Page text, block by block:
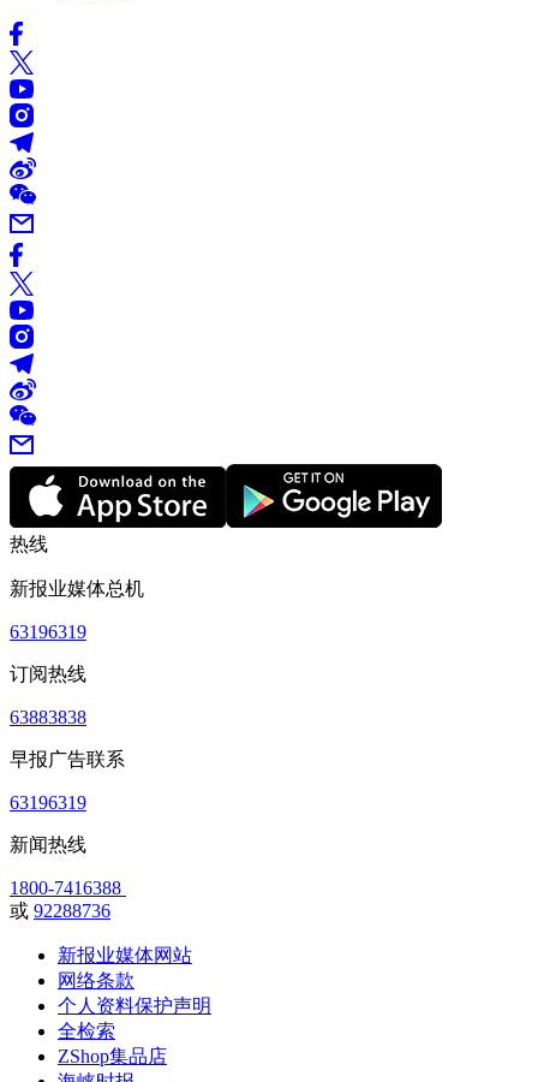
热线
新报业媒体总机
63196319
订阅热线
63883838
早报广告联系
63196319
新闻热线
1800-7416388
或 92288736
新报业媒体网站
网络条款
个人资料保护声明
全检索
ZShop集品店